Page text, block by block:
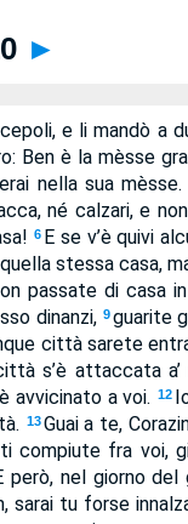
►
e li mandò a
Ben è la mèsse
nella sua mèsse.
né calzari, e
6 E se v’è quivi
stessa casa,
passate di casa
dinanzi, 9guarite
città sarete
s’è attaccata
avvicinato a voi. 12
13Guai a te,
fra voi,
però, nel giorno
sarai tu forse